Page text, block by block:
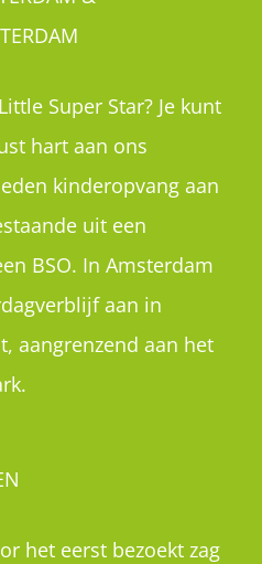
Super Star? Je kunt
hart aan ons
kinderopvang aan
uit een
BSO. In Amsterdam
aan in
aangrenzend aan het
het eerst bezoekt zag